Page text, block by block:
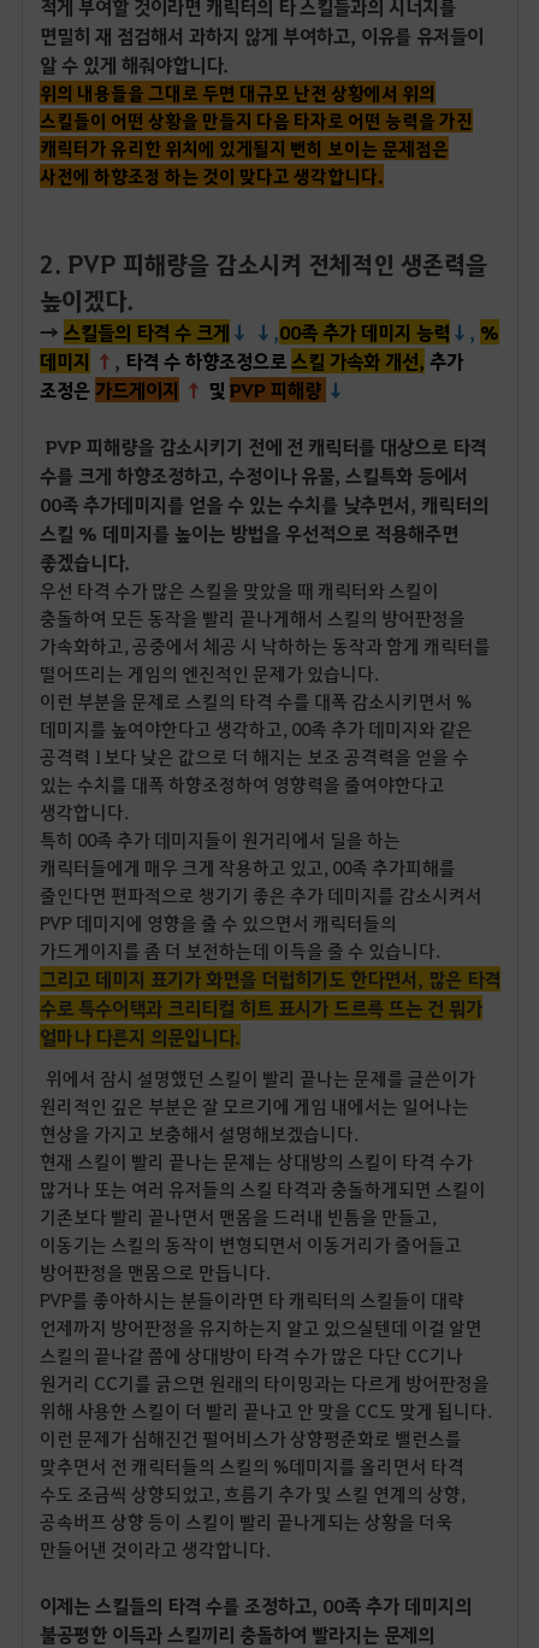
적게 부여할 것이라면 캐릭터의 타 스킬들과의 시너지를
면밀히 재 점검해서 과하지 않게 부여하고, 이유를 유저들이
알 수 있게 해줘야합니다.
위의 내용들을 그대로 두면 대규모 난전 상황에서 위의
스킬들이 어떤 상황을 만들지 다음 타자로 어떤 능력을 가진
캐릭터가 유리한 위치에 있게될지 뻔히 보이는 문제점은
사전에 하향조정 하는 것이 맞다고 생각합니다.
2. PVP 피해량을 감소시켜 전체적인 생존력을
높이겠다.
→ 스킬들의 타격 수 크게 ↓ ↓,00족 추가 데미지 능력 ↓, %
데미지 ↑ , 타격 수 하향조정으로스킬 가속화 개선, 추가
조정은 가드게이지 ↑ 및 PVP 피해량 ↓
PVP 피해량을 감소시키기 전에 전 캐릭터를 대상으로 타격
수를 크게 하향조정하고, 수정이나 유물, 스킬특화 등에서
00족 추가데미지를 얻을 수 있는 수치를 낮추면서, 캐릭터의
스킬 % 데미지를 높이는 방법을 우선적으로 적용해주면
좋겠습니다.
우선 타격 수가 많은 스킬을 맞았을 때 캐릭터와 스킬이
충돌하여 모든 동작을 빨리 끝나게해서 스킬의 방어판정을
가속화하고, 공중에서 체공 시 낙하하는 동작과 함게 캐릭터를
떨어뜨리는 게임의 엔진적인 문제가 있습니다.
이런 부분을 문제로 스킬의 타격 수를 대폭 감소시키면서 %
데미지를 높여야한다고 생각하고, 00족 추가 데미지와 같은
공격력 1보다 낮은 값으로 더 해지는 보조 공격력을 얻을 수
있는 수치를 대폭 하향조정하여 영향력을 줄여야한다고
생각합니다.
특히 00족 추가 데미지들이 원거리에서 딜을 하는
캐릭터들에게 매우 크게 작용하고 있고, 00족 추가피해를
줄인다면 편파적으로 챙기기 좋은 추가 데미지를 감소시켜서
PVP 데미지에 영향을 줄 수 있으면서 캐릭터들의
가드게이지를 좀 더 보전하는데 이득을 줄 수 있습니다.
그리고 데미지 표기가 화면을 더럽히기도 한다면서, 많은 타격
수로 특수어택과 크리티컬 히트 표시가 드르륵 뜨는 건 뭐가
얼마나 다른지 의문입니다.
위에서 잠시 설명했던 스킬이 빨리 끝나는 문제를 글쓴이가
원리적인 깊은 부분은 잘 모르기에 게임 내에서는 일어나는
현상을 가지고 보충해서 설명해보겠습니다.
현재 스킬이 빨리 끝나는 문제는 상대방의 스킬이 타격 수가
많거나 또는 여러 유저들의 스킬 타격과 충돌하게되면 스킬이
기존보다 빨리 끝나면서 맨몸을 드러내 빈틈을 만들고,
이동기는 스킬의 동작이 변형되면서 이동거리가 줄어들고
방어판정을 맨몸으로 만듭니다.
PVP를 좋아하시는 분들이라면 타 캐릭터의 스킬들이 대략
언제까지 방어판정을 유지하는지 알고 있으실텐데 이걸 알면
스킬의 끝나갈 쯤에 상대방이 타격 수가 많은 다단 CC기나
원거리 CC기를 긁으면 원래의 타이밍과는 다르게 방어판정을
위해 사용한 스킬이 더 빨리 끝나고 안 맞을 CC도 맞게 됩니다.
이런 문제가 심해진건 펄어비스가 상향평준화로 밸런스를
맞추면서 전 캐릭터들의 스킬의 %데미지를 올리면서 타격
수도 조금씩 상향되었고, 흐름기 추가 및 스킬 연계의 상향,
공속버프 상향 등이 스킬이 빨리 끝나게되는 상황을 더욱
만들어낸 것이라고 생각합니다.
이제는 스킬들의 타격 수를 조정하고, 00족 추가 데미지의
불공평한 이득과 스킬끼리 충돌하여 빨라지는 문제의